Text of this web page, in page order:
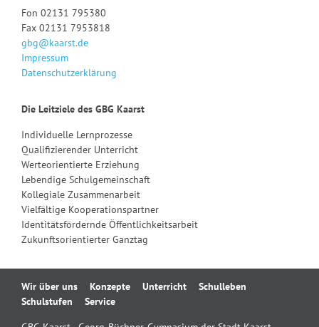
Fon 02131 795380
Fax 02131 7953818
gbg@kaarst.de
Impressum
Datenschutzerklärung
Die Leitziele des GBG Kaarst
Individuelle Lernprozesse
Qualifizierender Unterricht
Werteorientierte Erziehung
Lebendige Schulgemeinschaft
Kollegiale Zusammenarbeit
Vielfältige Kooperationspartner
Identitätsfördernde Öffentlichkeitsarbeit
Zukunftsorientierter Ganztag
Navigation
überspringen
Wir über uns Konzepte Unterricht
Schulleben
Schulstufen
Service